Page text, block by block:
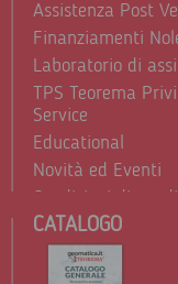
Assistenza Post
Finanziamenti
Laboratorio di
TPS Teorema
Service
Educational
Novità ed Eventi
Condizioni di
Trattamento dei
CATALOGO